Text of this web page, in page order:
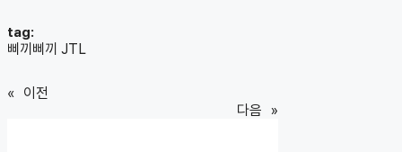
tag:
삐끼삐끼 JTL
« 이전
다음 »